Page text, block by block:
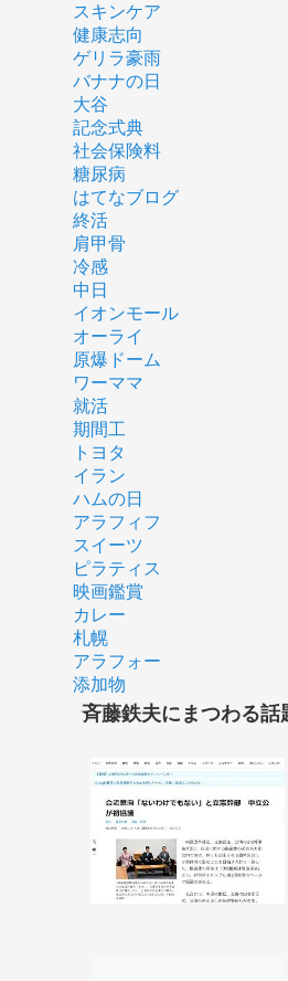
スキンケア
健康志向
ゲリラ豪雨
バナナの日
大谷
記念式典
社会保険料
糖尿病
はてなブログ
終活
肩甲骨
冷感
中日
イオンモール
オーライ
原爆ドーム
ワーママ
就活
期間工
トヨタ
イラン
ハムの日
アラフィフ
スイーツ
ピラティス
映画鑑賞
カレー
札幌
アラフォー
添加物
斉藤鉄夫にまつわる話